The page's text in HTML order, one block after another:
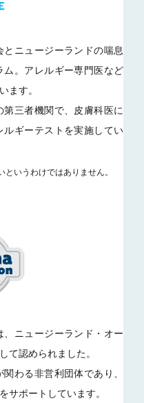
ニュージーランドの喘息
。アレルギー専門医など
ます。
三者機関で、皮膚科医に
ギーテストを実施してい
いうわけではありません。
ニュージーランド・オー
て認められました。
わる非営利団体であり、
サポートしています。